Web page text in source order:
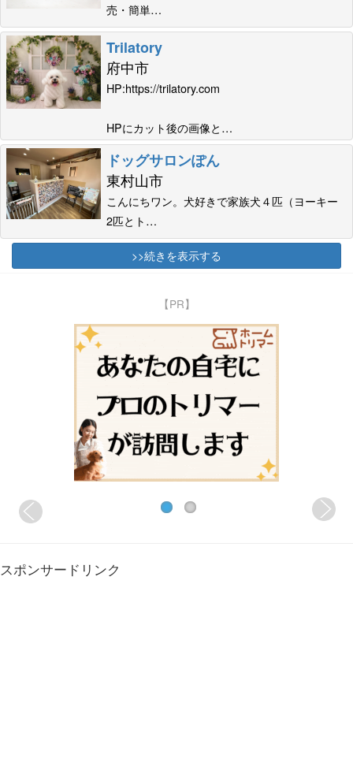
売・簡単…
Trilatory
府中市
HP:https://trilatory.com
HPにカット後の画像と…
ドッグサロンぽん
東村山市
こんにちワン。犬好きで家族犬４匹（ヨーキー
2匹とト…
>>続きを表示する
【PR】
スポンサードリンク